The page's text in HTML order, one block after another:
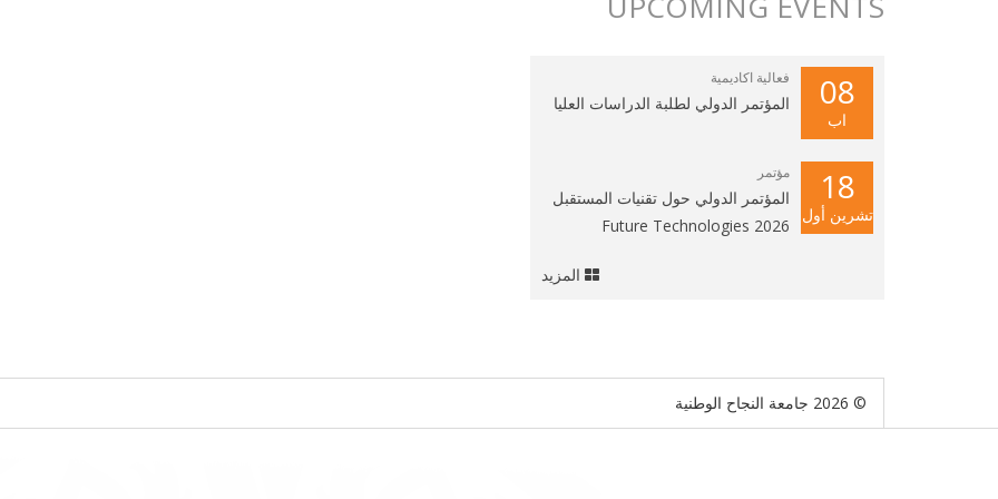
08
اب
فعالية اكاديمية
المؤتمر الدولي لطلبة الدراسات العليا
18
تشرين أول
مؤتمر
المؤتمر الدولي حول تقنيات المستقبل
2026 Future Technologies
المزيد
© 2026 جامعة النجاح الوطنية